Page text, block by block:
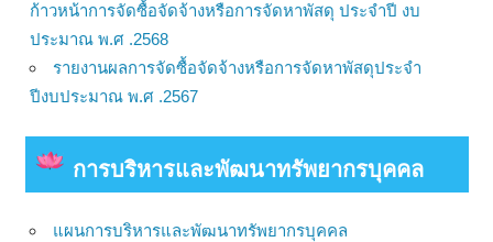
ก้าวหน้าการจัดซื้อจัดจ้างหรือการจัดหาพัสดุ ประจำปี งบ
ประมาณ พ.ศ .2568
รายงานผลการจัดซื้อจัดจ้างหรือการจัดหาพัสดุประจำ
ปีงบประมาณ พ.ศ .2567
การบริหารและพัฒนาทรัพยากรบุคคล
แผนการบริหารและพัฒนาทรัพยากรบุคคล